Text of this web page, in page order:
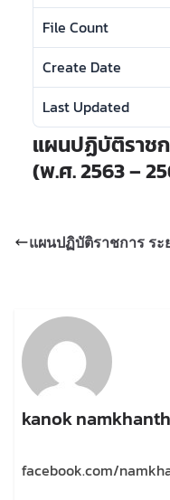
File Count
Create Date
Last Updated
แผนปฏิบัติราชก
(พ.ศ. 2563 –
แผนปฏิบัติราชการ ระ
kanok
facebook.com/